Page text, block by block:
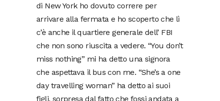
di New York ho dovuto correre per
arrivare alla fermata e ho scoperto che lì
c’è anche il quartiere generale dell’ FBI
che non sono riuscita a vedere. “You don’t
miss nothing” mi ha detto una signora
che aspettava il bus con me. “She’s a one
day travelling woman” ha detto ai suoi
figli, sorpresa dal fatto che fossi andata a